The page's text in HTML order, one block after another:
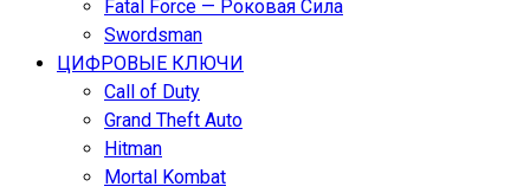
Fatal Force — Роковая Сила
Swordsman
ЦИФРОВЫЕ КЛЮЧИ
Call of Duty
Grand Theft Auto
Hitman
Mortal Kombat